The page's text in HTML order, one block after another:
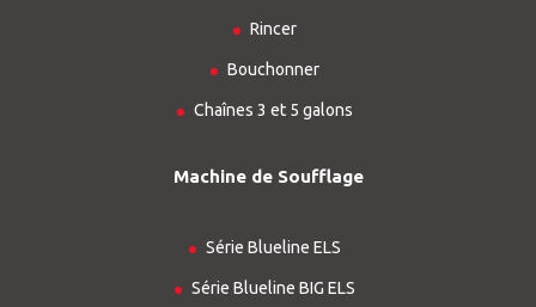
Rincer
Bouchonner
Chaînes 3 et 5 galons
Machine de Soufflage
Série Blueline ELS
Série Blueline BIG ELS